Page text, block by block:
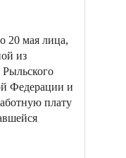
20 мая лица,
из
Федерации и
плату